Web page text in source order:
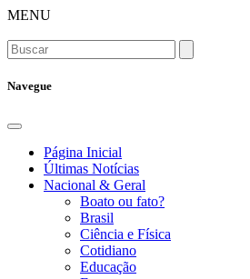
MENU
Navegue
Página Inicial
Últimas Notícias
Nacional & Geral
Boato ou fato?
Brasil
Ciência e Física
Cotidiano
Educação